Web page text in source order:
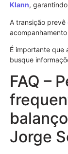
Klann,
A transição prevê
É importante que
busque
FAQ –
Jorge